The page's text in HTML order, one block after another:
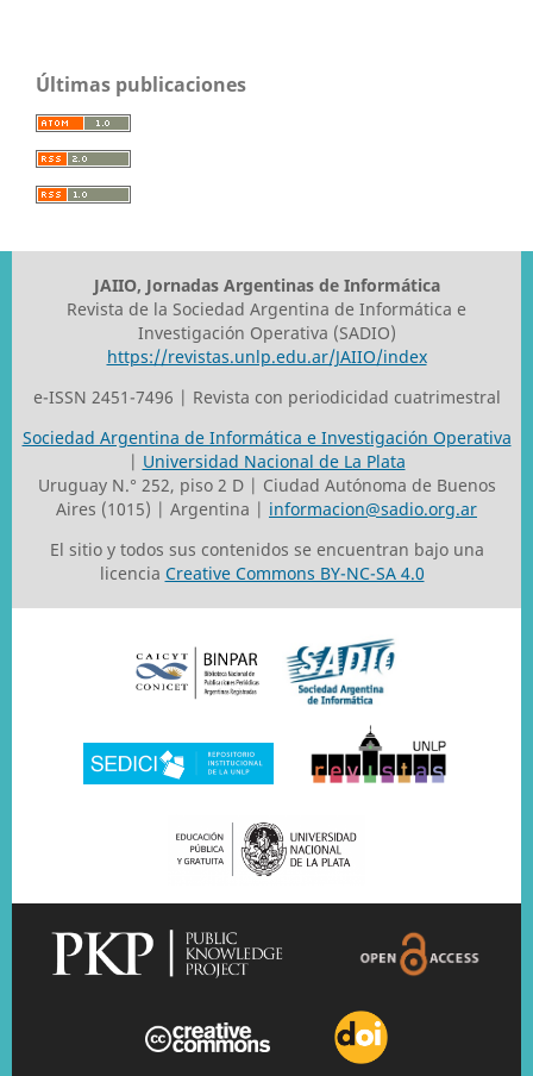
Últimas publicaciones
JAIIO, Jornadas Argentinas de Informática
Revista de la Sociedad Argentina de Informática e
Investigación Operativa (SADIO)
https://revistas.unlp.edu.ar/JAIIO/index
e-ISSN 2451-7496 | Revista con periodicidad cuatrimestral
Sociedad Argentina de Informática e Investigación Operativa
| Universidad Nacional de La Plata
Uruguay N.° 252, piso 2 D | Ciudad Autónoma de Buenos
Aires (1015) | Argentina | informacion@sadio.org.ar
El sitio y todos sus contenidos se encuentran bajo una
licencia Creative Commons BY-NC-SA 4.0